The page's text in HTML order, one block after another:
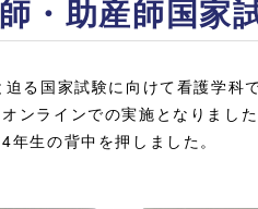
・助産師国家
る国家試験に向けて看護学科
ンラインでの実施となりまし
年生の背中を押しました。